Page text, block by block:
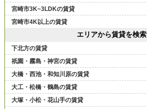
宮崎市3K~3LDKの賃貸
宮崎市4K以上の賃貸
エリアから賃貸を検索
下北方の賃貸
祇園・霧島・神宮の賃貸
大橋・西池・和知川原の賃貸
大工・松橋・鶴島の賃貸
大塚・小松・花山手の賃貸